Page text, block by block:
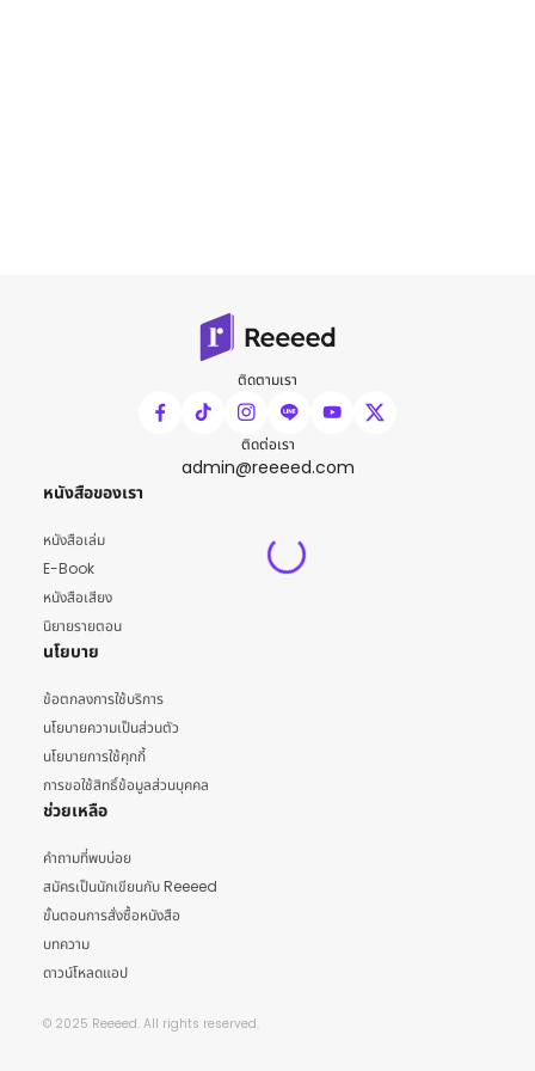
ติดตามเรา
ติดต่อเรา
admin@reeeed.com
หนังสือของเรา
หนังสือเล่ม
E-Book
หนังสือเสียง
นิยายรายตอน
นโยบาย
ข้อตกลงการใช้บริการ
นโยบายความเป็นส่วนตัว
นโยบายการใช้คุกกี้
การขอใช้สิทธิ์ข้อมูลส่วนบุคคล
ช่วยเหลือ
คำถามที่พบบ่อย
สมัครเป็นนักเขียนกับ Reeeed
ขั้นตอนการสั่งซื้อหนังสือ
บทความ
ดาวน์โหลดแอป
© 2025 Reeeed. All rights reserved.